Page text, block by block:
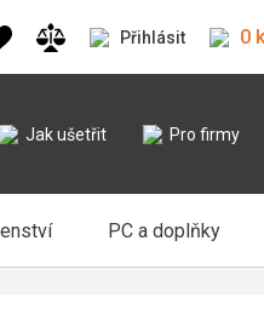
Přihlásit 0
Jak ušetřit Pro firmy
PC a doplňky